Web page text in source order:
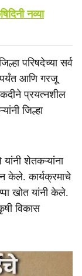
नव्या
परिषदेच्या सर्व
आणि गरजू
प्रयत्नशील
जिल्हा
शेतकऱ्यांना
केले. कार्यक्रमाचे
खोत यांनी केले.
विकास